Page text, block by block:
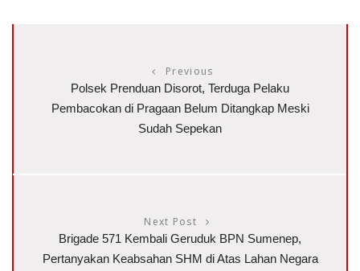
Previous
Polsek Prenduan Disorot, Terduga Pelaku
Pembacokan di Pragaan Belum Ditangkap Meski
Sudah Sepekan
Next Post
Brigade 571 Kembali Geruduk BPN Sumenep,
Pertanyakan Keabsahan SHM di Atas Lahan Negara